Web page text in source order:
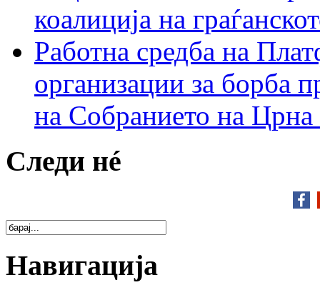
коалиција на
Работна средба на
организации за борба
на Собранието на Црна
Следи нé
Навигација